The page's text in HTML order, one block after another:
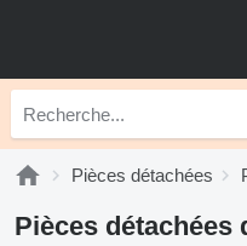
Pièces détachées
Pièces détachées